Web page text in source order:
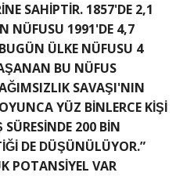
SAHİPTİR. 1857'DE 2,1
NÜFUSU 1991'DE 4,7
ÜLKE NÜFUSU 4
BU NÜFUS
SAVAŞI'NIN
YÜZ BİNLERCE KİŞİ
200 BİN
DE DÜŞÜNÜLÜYOR.”
POTANSİYEL VAR